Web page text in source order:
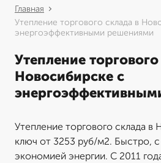
Главная
Утепление торгового склада в
энергоэффективными решениями
Утепление
Новосибирске с
Утепление торгового склада в
ключ от 3253 руб/м2. Быстро, с
экономией энергии. С 2011